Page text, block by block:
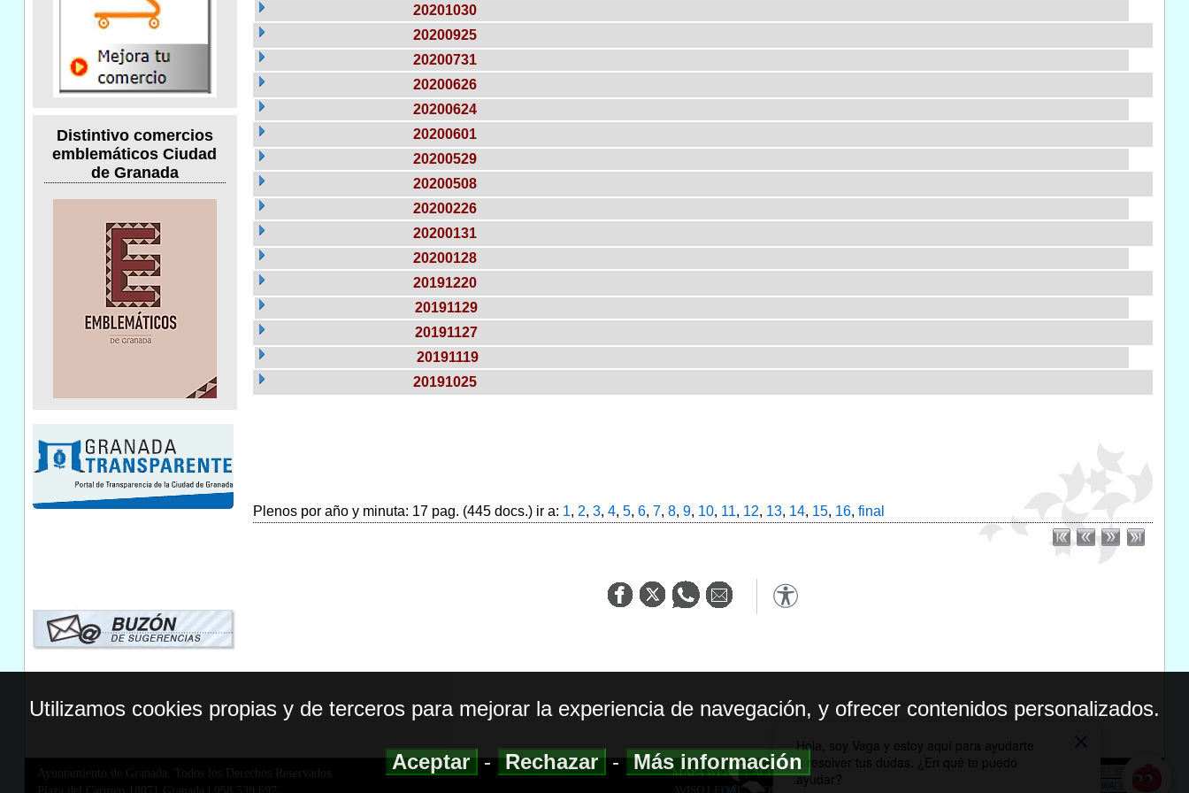
Distintivo comercios
emblemáticos Ciudad
de Granada
20201030
20200925
20200731
20200626
20200624
20200601
20200529
20200508
20200226
20200131
20200128
20191220
20191129
20191127
20191119
20191025
Plenos por año y minuta: 17 pag. (445 docs.) ir a: 1, 2, 3, 4, 5, 6, 7, 8, 9, 10, 11, 12, 13, 14, 15, 16, final
Ayuntamiento de Granada. Todos los Derechos Reservados.
MAPA WEB|ACCESIBILIDAD
AVISO LEGAL| POLITICA DE PRIVACIDAD
Utilizamos cookies propias y de terceros para mejorar la experiencia de navegación, y ofrecer contenidos personalizados.
Aceptar-Rechazar-Más información